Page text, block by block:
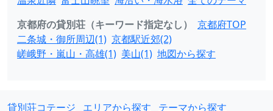
京都府の貸別荘（キーワード指定なし）
京都府TOP
二条城・御所周辺(1) 京都駅近郊(2)
嵯峨野・嵐山・高雄(1) 美山(1) 地図から探す
貸別荘コテージ エリアから探す
テーマから探す